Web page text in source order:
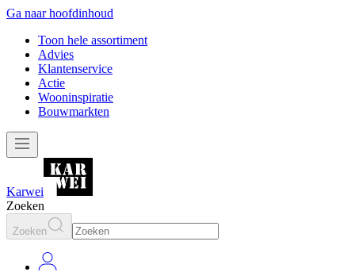
Ga naar hoofdinhoud
Toon hele assortiment
Advies
Klantenservice
Actie
Wooninspiratie
Bouwmarkten
Karwei
Zoeken
Zoeken